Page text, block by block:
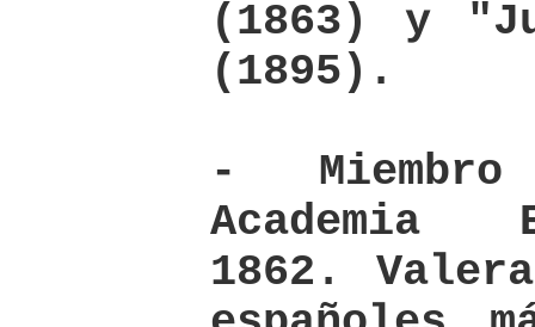
(1863) y
(1895).
-
Academia
1862.